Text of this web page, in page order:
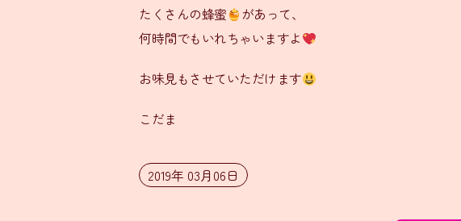
たくさんの蜂蜜
があって、
何時間でもいれちゃいますよ
お味見もさせていただけます
こだま
2019年 03月06日